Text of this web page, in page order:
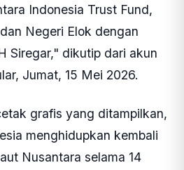
Indonesia Trust Fund,
Negeri Elok dengan
Siregar," dikutip dari akun
Jumat, 15 Mei 2026.
grafis yang ditampilkan,
menghidupkan kembali
Nusantara selama 14